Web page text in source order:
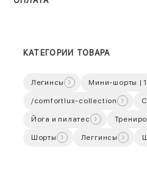
КАТЕГОРИИ ТОВАРА
Легинсы Мини-шорты |
/comfortlux-collection
Йога и пилатес
Шорты Леггинсы